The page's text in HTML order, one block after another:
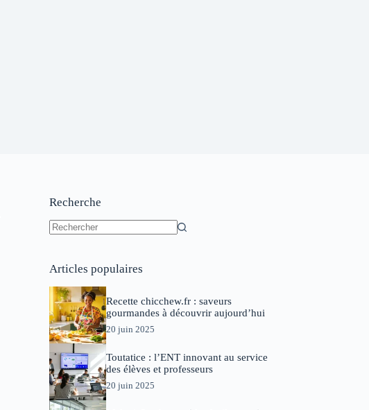
Recherche
Articles populaires
Recette chicchew.fr : saveurs
gourmandes à découvrir aujourd’hui
20 juin 2025
Toutatice : l’ENT innovant au service
des élèves et professeurs
20 juin 2025